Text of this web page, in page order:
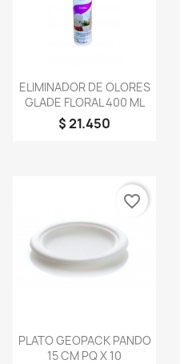
Vista rápida
ELIMINADOR DE OLORES
GLADE FLORAL 400 ML
$ 21.450
Vista rápida
PLATO GEOPACK PANDO
15 CM PQ X 10
favorite_border